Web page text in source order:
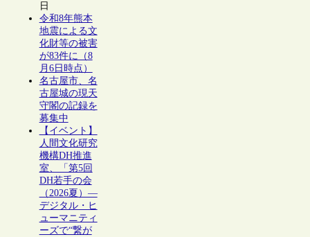
日
令和8年熊本
地震による文
化財等の被害
が83件に（8
月6日時点）
名古屋市、名
古屋城の現天
守閣の記録を
募集中
【イベント】
人間文化研究
機構DH推進
室、「第5回
DH若手の会
（2026夏）―
デジタル・ヒ
ューマニティ
ーズで“繋が